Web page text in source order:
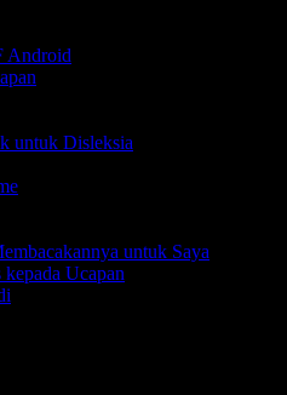
Android
untuk Disleksia
untuk Saya
Ucapan